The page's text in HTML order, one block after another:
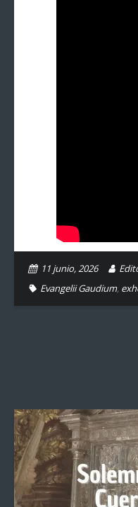
11 junio, 2026
Evangelii Gaudium,